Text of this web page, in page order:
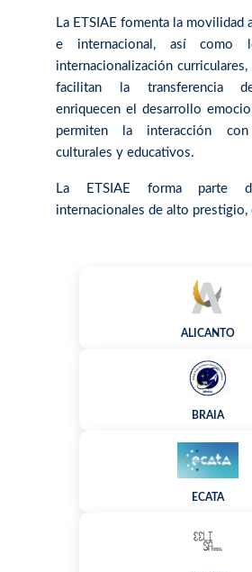
La ETSIAE fomenta la movilidad
e internacional, así como
internacionalización
facilitan la transferencia
enriquecen el desarrollo
permiten la interacción
culturales y educativos.
La ETSIAE forma parte
internacionales de alto prestigio,
ALICANTO
BRAIA
ECATA